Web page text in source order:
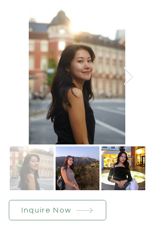
Inquire Now